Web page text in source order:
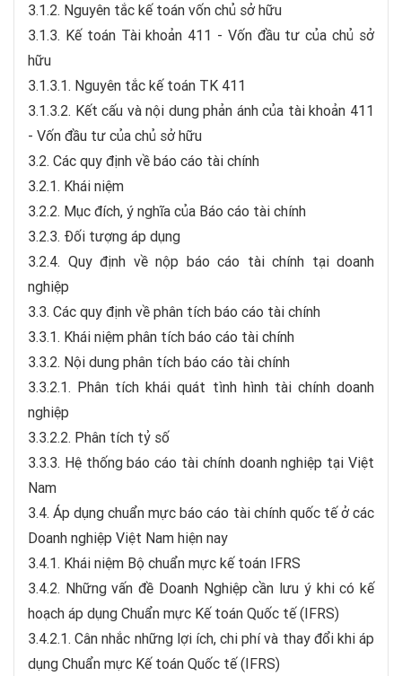
3.1.2. Nguyên tắc kế toán vốn chủ sở hữu
3.1.3. Kế toán Tài khoản 411 - Vốn đầu tư của chủ sở
hữu
3.1.3.1. Nguyên tắc kế toán TK 411
3.1.3.2. Kết cấu và nội dung phản ánh của tài khoản 411
- Vốn đầu tư của chủ sở hữu
3.2. Các quy định về báo cáo tài chính
3.2.1. Khái niệm
3.2.2. Mục đích, ý nghĩa của Báo cáo tài chính
3.2.3. Đối tượng áp dụng
3.2.4. Quy định về nộp báo cáo tài chính tại doanh
nghiệp
3.3. Các quy định về phân tích báo cáo tài chính
3.3.1. Khái niệm phân tích báo cáo tài chính
3.3.2. Nội dung phân tích báo cáo tài chính
3.3.2.1. Phân tích khái quát tình hình tài chính doanh
nghiệp
3.3.2.2. Phân tích tỷ số
3.3.3. Hệ thống báo cáo tài chính doanh nghiệp tại Việt
Nam
3.4. Áp dụng chuẩn mực báo cáo tài chính quốc tế ở các
Doanh nghiệp Việt Nam hiện nay
3.4.1. Khái niệm Bộ chuẩn mực kế toán IFRS
3.4.2. Những vấn đề Doanh Nghiệp cần lưu ý khi có kế
hoạch áp dụng Chuẩn mực Kế toán Quốc tế (IFRS)
3.4.2.1. Cân nhắc những lợi ích, chi phí và thay đổi khi áp
dụng Chuẩn mực Kế toán Quốc tế (IFRS)